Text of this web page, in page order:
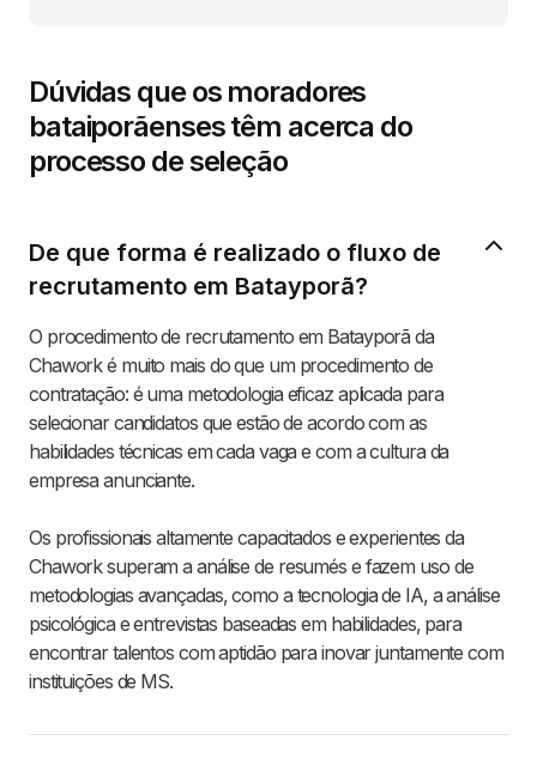
Dúvidas que os moradores
bataiporãenses têm acerca do
processo de seleção
De que forma é realizado o fluxo de
recrutamento em Batayporã?
O procedimento de recrutamento em Batayporã da
Chawork é muito mais do que um procedimento de
contratação: é uma metodologia eficaz aplicada para
selecionar candidatos que estão de acordo com as
habilidades técnicas em cada vaga e com a cultura da
empresa anunciante.
Os profissionais altamente capacitados e experientes da
Chawork superam a análise de resumés e fazem uso de
metodologias avançadas, como a tecnologia de IA, a análise
psicológica e entrevistas baseadas em habilidades, para
encontrar talentos com aptidão para inovar juntamente com
instituições de MS.